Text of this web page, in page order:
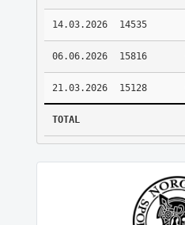
14.03.2026 14535
06.06.2026 15816
21.03.2026 15128
TOTAL